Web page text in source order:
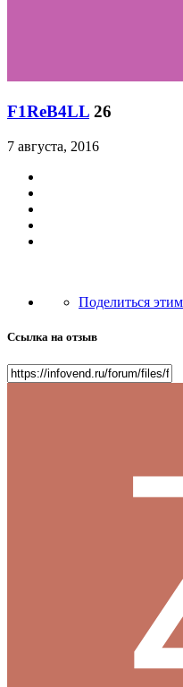
F1ReB4LL 26
7 августа, 2016
Поделиться
Ссылка на отзыв